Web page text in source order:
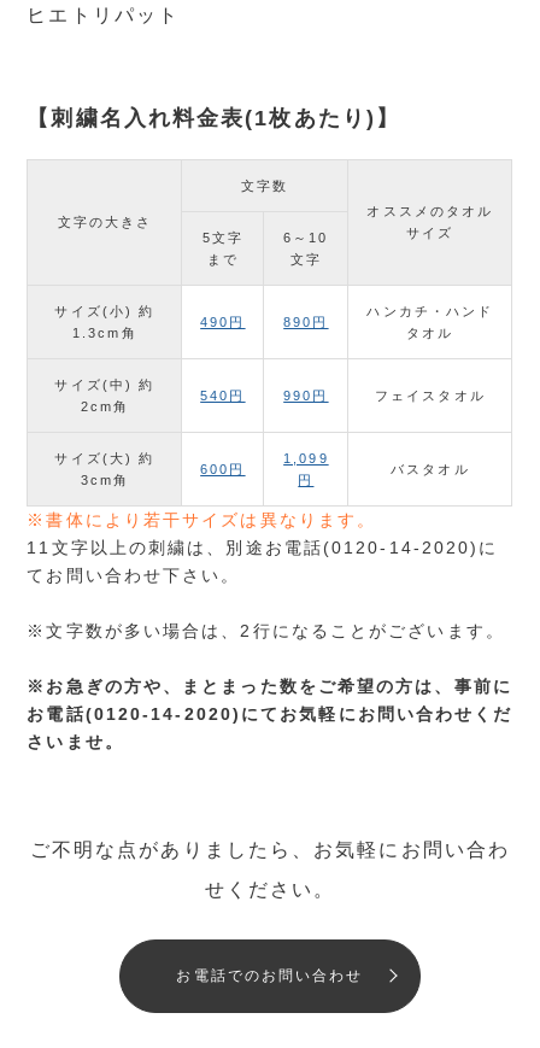
ヒエトリパット
【刺繍名入れ料金表(1枚あたり)】
文字の大きさ
文字数
オススメのタオル
サイズ
5文字
まで
6～10
文字
サイズ(小) 約
1.3cm角
490円 890円
ハンカチ・ハンド
タオル
サイズ(中) 約
2cm角
540円 990円 フェイスタオル
サイズ(大) 約
3cm角
600円
1,099
円
バスタオル
※書体により若干サイズは異なります。
11文字以上の刺繍は、別途お電話(0120-14-2020)に
てお問い合わせ下さい。
※文字数が多い場合は、2行になることがございます。
※お急ぎの方や、まとまった数をご希望の方は、事前に
お電話(0120-14-2020)にてお気軽にお問い合わせくだ
さいませ。
ご不明な点がありましたら、お気軽にお問い合わ
せください。
お電話でのお問い合わせ